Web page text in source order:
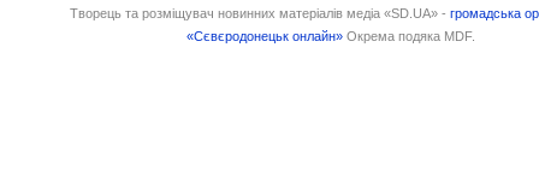
Творець та розміщувач новинних матеріалів медіа «SD.UA» -громадська
«Сєвєродонецьк онлайн» Окрема подяка MDF.